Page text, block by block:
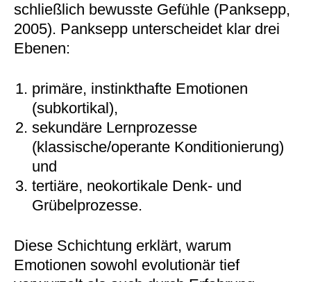
schließlich bewusste Gefühle (Panksepp,
2005). Panksepp unterscheidet klar drei
Ebenen:
primäre, instinkthafte Emotionen
(subkortikal),
sekundäre Lernprozesse
(klassische/operante Konditionierung)
und
tertiäre, neokortikale Denk- und
Grübelprozesse.
Diese Schichtung erklärt, warum
Emotionen sowohl evolutionär tief